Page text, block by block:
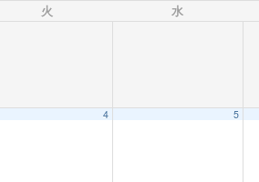
火 水
4 5